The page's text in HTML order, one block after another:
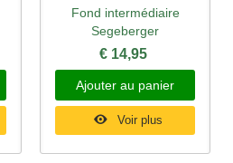
Fond intermédiaire
Segeberger
€ 14,95
Ajouter au panier
Voir plus